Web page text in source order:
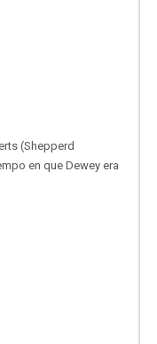
(Shepperd
en que Dewey era